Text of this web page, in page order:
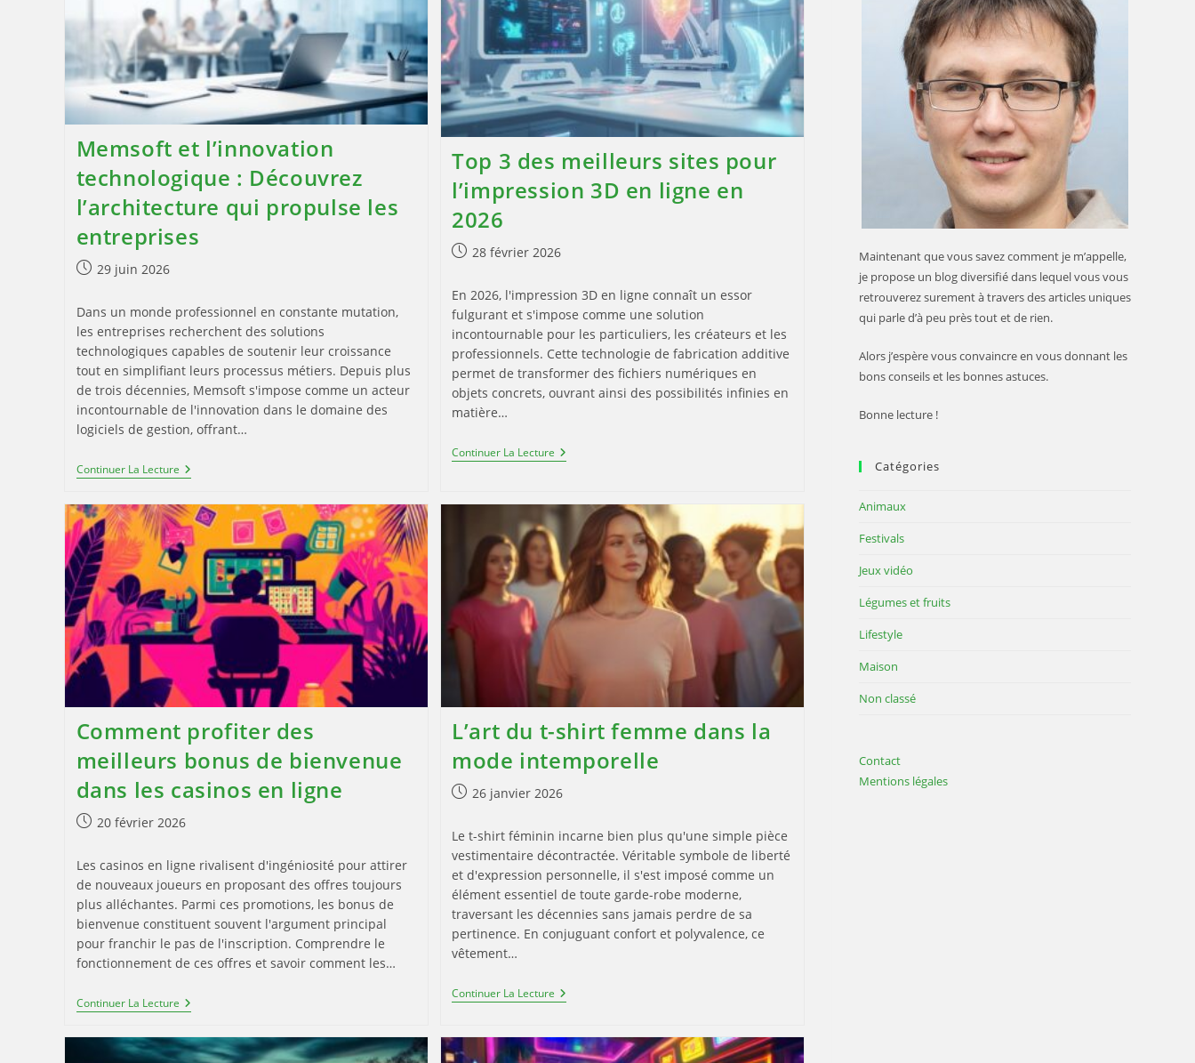
Memsoft et l’innovation
technologique : Découvrez
l’architecture qui propulse les
entreprises
Publication
29 juin 2026
Dans un monde professionnel en constante mutation,
les entreprises recherchent des solutions
technologiques capables de soutenir leur croissance
tout en simplifiant leurs processus métiers. Depuis plus
de trois décennies, Memsoft s'impose comme un acteur
incontournable de l'innovation dans le domaine des
logiciels de gestion, offrant…
Continuer La LectureMemsoft
Et
Technologique
:
Découvrez
L’architecture
Qui
Propulse
Les
Entreprises
Top 3 des meilleurs sites pour
l’impression 3D en ligne en
2026
Publication
28 février 2026
En 2026, l'impression 3D en ligne connaît un essor
fulgurant et s'impose comme une solution
incontournable pour les particuliers, les créateurs et les
professionnels. Cette technologie de fabrication additive
permet de transformer des fichiers numériques en
objets concrets, ouvrant ainsi des possibilités infinies en
matière…
Continuer La Lecture Top
3
Sites
Pour
L’impression
3D
En
Ligne
En
2026
Comment profiter des
meilleurs bonus de bienvenue
dans les casinos en ligne
Publication
20 février 2026
Les casinos en ligne rivalisent d'ingéniosité pour attirer
de nouveaux joueurs en proposant des offres toujours
plus alléchantes. Parmi ces promotions, les bonus de
bienvenue constituent souvent l'argument principal
pour franchir le pas de l'inscription. Comprendre le
fonctionnement de ces offres et savoir comment les…
Continuer La LectureComment
Profiter
Meilleurs
L’art du t-shirt femme dans la
mode intemporelle
Publication
26 janvier 2026
Le t-shirt féminin incarne bien plus qu'une simple pièce
vestimentaire décontractée. Véritable symbole de liberté
et d'expression personnelle, il s'est imposé comme un
élément essentiel de toute garde-robe moderne,
traversant les décennies sans jamais perdre de sa
pertinence. En conjuguant confort et polyvalence, ce
vêtement…
Continuer La Lecture L’art
Du
Shirt
Femme
Maintenant que vous savez comment je m’appelle,
je propose un blog diversifié dans lequel vous vous
retrouverez surement à travers des articles uniques
qui parle d’à peu près tout et de rien.
Alors j’espère vous convaincre en vous donnant les
bons conseils et les bonnes astuces.
Bonne lecture !
Catégories
Animaux
Festivals
Jeux vidéo
Légumes et fruits
Lifestyle
Maison
Non classé
Contact
Mentions légales